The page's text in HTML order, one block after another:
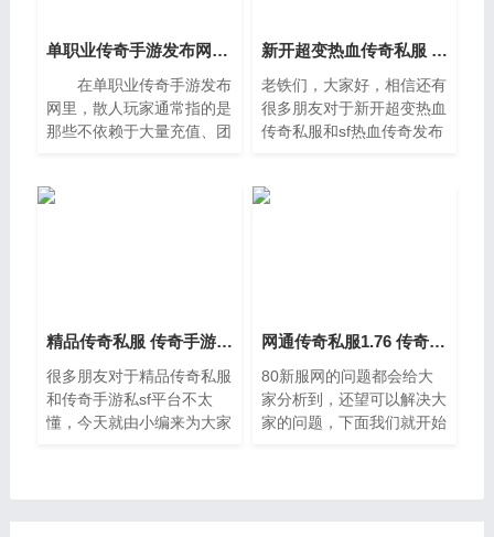
单职业传奇手游发布网之散人玩家如何逆天改命
在单职业传奇手游发布
网里，散人玩家通常指的是
那些不依赖于大量充值、团
巧妙的战略规划与游戏技
新开超变热血传奇私服 sf热血传奇发布网
老铁们，大家好，相信还有
很多朋友对于新开超变热血
传奇私服和sf热血传奇发布
享分享新开超变热血传奇私
精品传奇私服 传奇手游私sf平台
很多朋友对于精品传奇私服
和传奇手游私sf平台不太
懂，今天就由小编来为大家
网通传奇私服1.76 传奇1.80新服网
80新服网的问题都会给大
家分析到，还望可以解决大
家的问题，下面我们就开始